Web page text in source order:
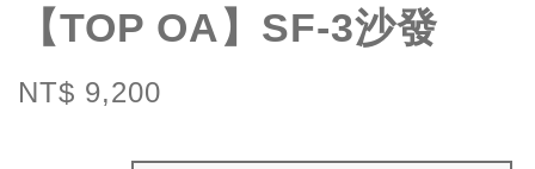
【TOP OA】SF-3沙發
NT$ 9,200